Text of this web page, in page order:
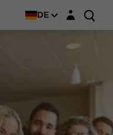
DE Login-Maske